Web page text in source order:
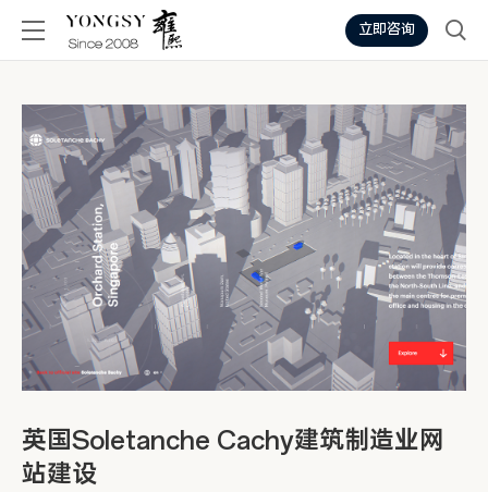
立即咨询
英国Soletanche Cachy建筑制造业网
站建设